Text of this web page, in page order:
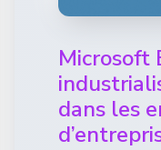
Microsoft
dans les